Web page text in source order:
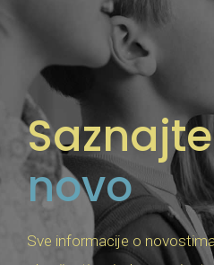
novo
Sve informacije o